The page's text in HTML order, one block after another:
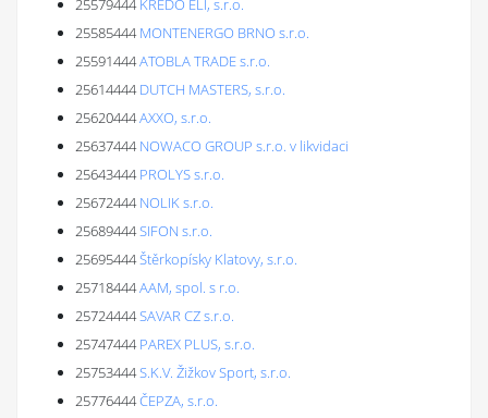
25579444 KREDO ELI, s.r.o.
25585444 MONTENERGO BRNO s.r.o.
25591444ATOBLA TRADE s.r.o.
25614444 DUTCH MASTERS, s.r.o.
25620444AXXO, s.r.o.
25637444 NOWACO GROUP s.r.o. v likvidaci
25643444 PROLYS s.r.o.
25672444 NOLIK s.r.o.
25689444SIFON s.r.o.
25695444Štěrkopísky Klatovy, s.r.o.
25718444AAM, spol. s r.o.
25724444SAVAR CZ s.r.o.
25747444 PAREX PLUS, s.r.o.
25753444S.K.V. Žižkov Sport, s.r.o.
25776444ČEPZA, s.r.o.